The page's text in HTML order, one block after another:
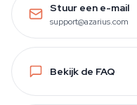
Stuur een e-mail
support@azarius.com
Bekijk de FAQ